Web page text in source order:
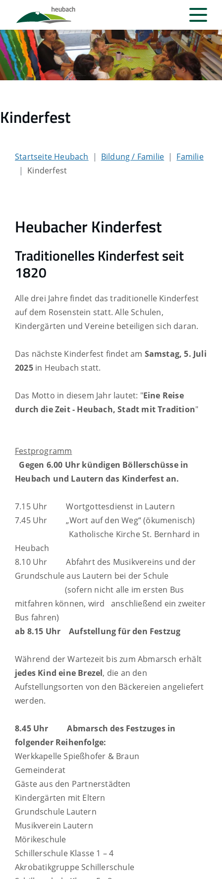
Kinderfest
Startseite Heubach Bildung / Familie
Familie
Kinderfest
Heubacher Kinderfest
Traditionelles Kinderfest seit
1820
Alle drei Jahre findet das traditionelle Kinderfest
auf dem Rosenstein statt. Alle Schulen,
Kindergärten und Vereine beteiligen sich daran.
Das nächste Kinderfest findet am Samstag, 5. Juli
2025in Heubach statt.
Das Motto in diesem Jahr lautet: "Eine Reise
durch die Zeit - Heubach, Stadt mit Tradition"
Festprogramm
Gegen 6.00 Uhr kündigen Böllerschüsse in
Heubach und Lautern das Kinderfest an.
7.15 Uhr Wortgottesdienst in Lautern
7.45 Uhr „Wort auf den Weg“ (ökumenisch)
Katholische Kirche St. Bernhard in
Heubach
8.10 Uhr Abfahrt des Musikvereins und der
Grundschule aus Lautern bei der Schule
(sofern nicht alle im ersten Bus
mitfahren können, wird anschließend ein zweiter
Bus fahren)
ab 8.15 Uhr Aufstellung für den Festzug
Während der Wartezeit bis zum Abmarsch erhält
jedes Kind eine Brezel, die an den
Aufstellungsorten von den Bäckereien angeliefert
werden.
8.45 Uhr Abmarsch des Festzuges in
folgender Reihenfolge:
Werkkapelle Spießhofer & Braun
Gemeinderat
Gäste aus den Partnerstädten
Kindergärten mit Eltern
Grundschule Lautern
Musikverein Lautern
Mörikeschule
Schillerschule Klasse 1 – 4
Akrobatikgruppe Schillerschule